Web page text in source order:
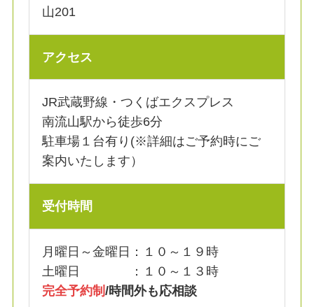
山201
アクセス
JR武蔵野線・つくばエクスプレス
南流山駅から徒歩6分
駐車場１台有り(※詳細はご予約時にご
案内いたします）
受付時間
月曜日～金曜日：１０～１９時
土曜日 ：１０～１３時
完全予約制/時間外も応相談